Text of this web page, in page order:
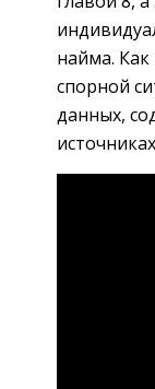
найма.
спорной
данных,